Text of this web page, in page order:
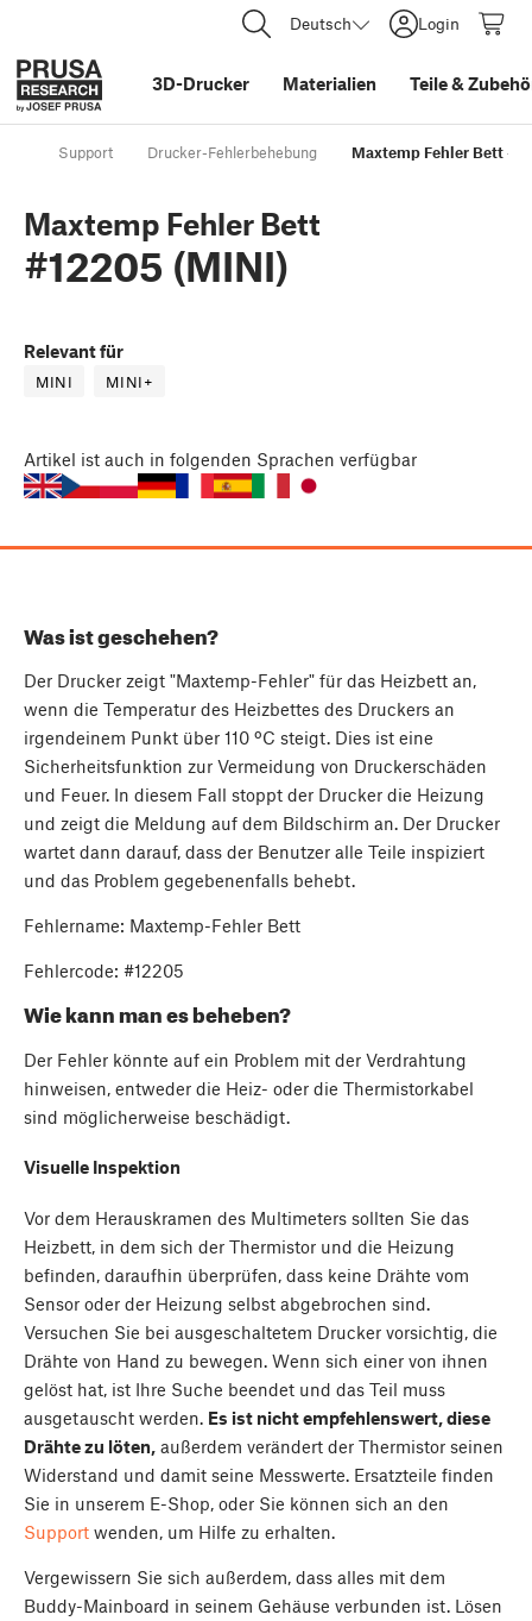
Deutsch Login
3D-Drucker Materialien Teile&
Support Drucker-Fehlerbehebung Maxtemp Fehler Bett
Maxtemp Fehler Bett
#12205 (MINI)
Relevant für
MINI MINI+
Artikel ist auch in folgenden Sprachen verfügbar
Was ist geschehen?
Der Drucker zeigt "Maxtemp-Fehler" für das Heizbett an,
wenn die Temperatur des Heizbettes des Druckers an
irgendeinem Punkt über 110 ºC steigt. Dies ist eine
Sicherheitsfunktion zur Vermeidung von Druckerschäden
und Feuer. In diesem Fall stoppt der Drucker die Heizung
und zeigt die Meldung auf dem Bildschirm an. Der Drucker
wartet dann darauf, dass der Benutzer alle Teile inspiziert
und das Problem gegebenenfalls behebt.
Fehlername: Maxtemp-Fehler Bett
Fehlercode: #12205
Wie kann man es beheben?
Der Fehler könnte auf ein Problem mit der Verdrahtung
hinweisen, entweder die Heiz- oder die Thermistorkabel
sind möglicherweise beschädigt.
Visuelle Inspektion
Vor dem Herauskramen des Multimeters sollten Sie das
Heizbett, in dem sich der Thermistor und die Heizung
befinden, daraufhin überprüfen, dass keine Drähte vom
Sensor oder der Heizung selbst abgebrochen sind.
Versuchen Sie bei ausgeschaltetem Drucker vorsichtig, die
Drähte von Hand zu bewegen. Wenn sich einer von ihnen
gelöst hat, ist Ihre Suche beendet und das Teil muss
ausgetauscht werden. Es ist nicht empfehlenswert, diese
Drähte zu löten, außerdem verändert der Thermistor seinen
Widerstand und damit seine Messwerte. Ersatzteile finden
Sie in unserem E-Shop, oder Sie können sich an den
Support wenden, um Hilfe zu erhalten.
Vergewissern Sie sich außerdem, dass alles mit dem
Buddy-Mainboard in seinem Gehäuse verbunden ist. Lösen